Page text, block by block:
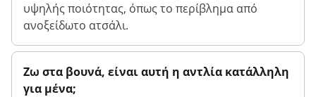
υψηλής ποιότητας, όπως το περίβλημα από
ανοξείδωτο ατσάλι.
Ζω στα βουνά, είναι αυτή η αντλία κατάλληλη
για μένα;